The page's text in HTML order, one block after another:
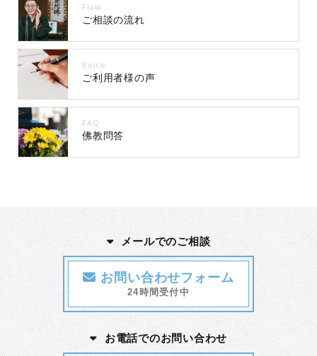
Flow
ご相談の流れ
Voice
ご利用者様の声
FAQ
佛教問答
メールでのご相談
お問い合わせフォーム
24時間受付中
お電話でのお問い合わせ